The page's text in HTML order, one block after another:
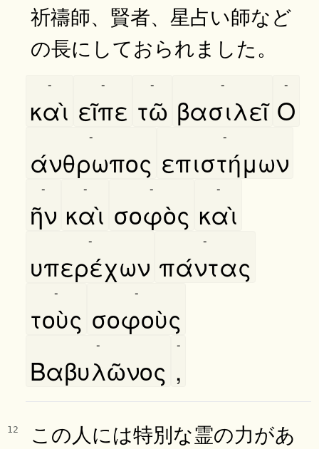
祈禱師、賢者、星占い師など
の長にしておられました。
καὶ
-
εῖπε
-
τῶ
-
βασιλεῖ
-
Ο
-
άνθρωπος
-
επιστήμων
-
ῆν
-
καὶ
-
σοφὸς
-
καὶ
-
υπερέχων
-
πάντας
-
τοὺς
-
σοφοὺς
-
Βαβυλῶνος
-
,
-
12
この人には特別な霊の力があ